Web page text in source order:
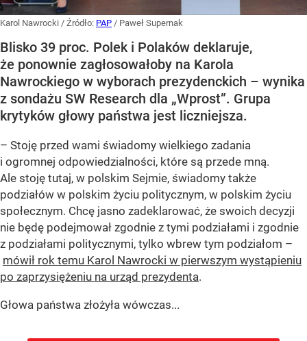
Karol Nawrocki / Źródło: PAP / Paweł Supernak
Blisko 39 proc. Polek i Polaków deklaruje,
że ponownie zagłosowałoby na Karola
Nawrockiego w wyborach prezydenckich – wynika
z sondażu SW Research dla „Wprost”. Grupa
krytyków głowy państwa jest liczniejsza.
– Stoję przed wami świadomy wielkiego zadania
i ogromnej odpowiedzialności, które są przede mną.
Ale stoję tutaj, w polskim Sejmie, świadomy także
podziałów w polskim życiu politycznym, w polskim życiu
społecznym. Chcę jasno zadeklarować, że swoich decyzji
nie będę podejmował zgodnie z tymi podziałami i zgodnie
z podziałami politycznymi, tylko wbrew tym podziałom –
mówił rok temu Karol Nawrocki w pierwszym wystąpieniu
po zaprzysiężeniu na urząd prezydenta.
Głowa państwa złożyła wówczas...